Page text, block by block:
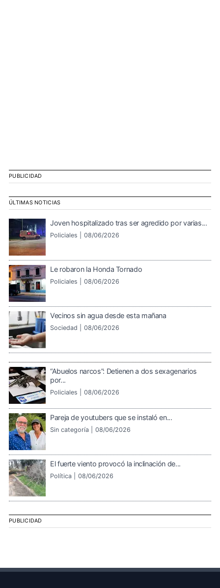
PUBLICIDAD
ÚLTIMAS NOTICIAS
Joven hospitalizado tras ser agredido por varias...
Policiales | 08/06/2026
Le robaron la Honda Tornado
Policiales | 08/06/2026
Vecinos sin agua desde esta mañana
Sociedad | 08/06/2026
“Abuelos narcos”: Detienen a dos sexagenarios
por...
Policiales | 08/06/2026
Pareja de youtubers que se instaló en...
Sin categoría | 08/06/2026
El fuerte viento provocó la inclinación de...
Política | 08/06/2026
PUBLICIDAD